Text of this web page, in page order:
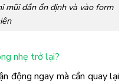
mũi dần ổn định và vào form
nhẹ trở lại?
động ngay mà cần quay lại